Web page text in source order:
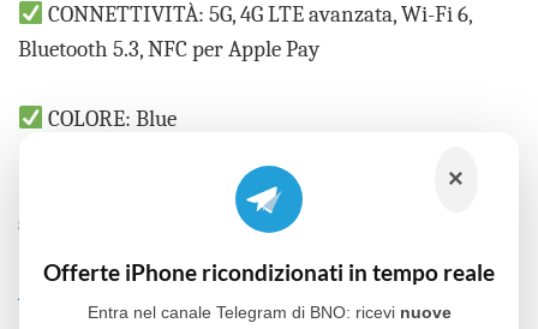
CONNETTIVITÀ: 5G, 4G LTE avanzata, Wi-Fi 6,
Bluetooth 5.3, NFC per Apple Pay
COLORE: Blue
GRADO: A (ottime condizioni estetiche e funzionali,
senza segni evidenti d’usura)
ACCESSORI INCLUSI: Caricabatteria – Cavo USB
×
Offerte iPhone ricondizionati in tempo reale
Entra nel canale Telegram di BNO: ricevi nuove